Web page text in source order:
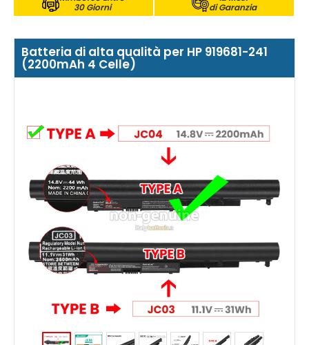
30 Giorni
di Garanzia
Batteria di alta qualità per HP 919681-241
(2200mAh 4 Celle)